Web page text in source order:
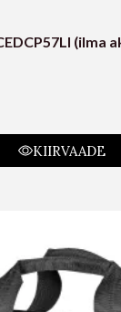
(ilma
KIIRVAADE